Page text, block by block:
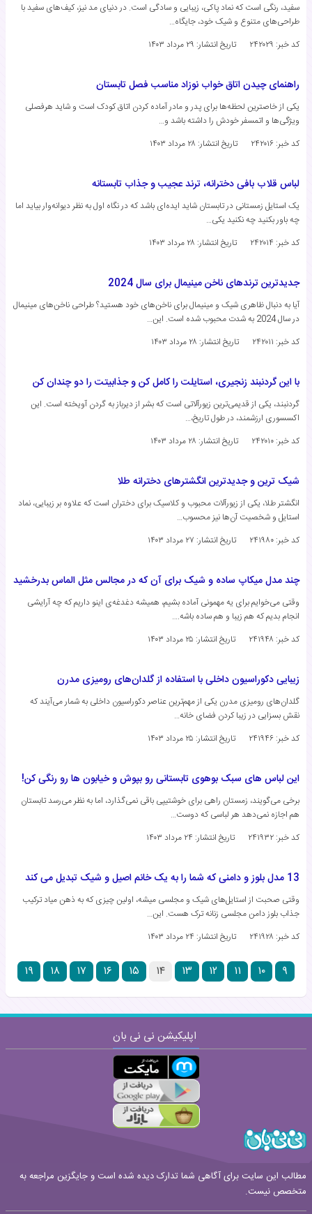
سفید، رنگی است که نماد پاکی، زیبایی و سادگی است. در دنیای مد نیز، کیف‌های سفید با
طراحی‌های متنوع و شیک خود، جایگاه…
کد خبر: ۲۴۲۰۲۹
تاریخ انتشار: ۲۹ مرداد ۱۴۰۳
راهنمای چیدن اتاق خواب نوزاد مناسب فصل تابستان
یکی از خاصترین لحظه‌ها برای پدر و مادر آماده کردن اتاق کودک است و شاید هرفصلی
ویژگی‌ها و اتمسفر خودش را داشته باشد و…
کد خبر: ۲۴۲۰۱۶
تاریخ انتشار: ۲۸ مرداد ۱۴۰۳
لباس قلاب بافی دخترانه، ترند عجیب و جذاب تابستانه
یک استایل زمستانی در تابستان شاید ایده‌ای باشد که در نگاه اول به نظر دیوانه‌وار بیاید اما
چه باور بکنید چه نکنید یکی…
کد خبر: ۲۴۲۰۱۴
تاریخ انتشار: ۲۸ مرداد ۱۴۰۳
جدیدترین ترندهای ناخن مینیمال برای سال 2024
آیا به دنبال ظاهری شیک و مینیمال برای ناخن‌های خود هستید؟ طراحی ناخن‌های مینیمال
در سال 2024 به شدت محبوب شده است. این…
کد خبر: ۲۴۲۰۱۱
تاریخ انتشار: ۲۸ مرداد ۱۴۰۳
با این گردنبند زنجیری، استایلت را کامل کن و جذابیتت را دو چندان کن
گردنبند، یکی از قدیمی‌ترین زیورآلاتی است که بشر از دیرباز به گردن آویخته است. این
اکسسوری ارزشمند، در طول تاریخ،…
کد خبر: ۲۴۲۰۱۰
تاریخ انتشار: ۲۸ مرداد ۱۴۰۳
شیک ترین و جدیدترین انگشترهای دخترانه طلا
انگشتر طلا، یکی از زیورآلات محبوب و کلاسیک برای دختران است که علاوه بر زیبایی، نماد
استایل و شخصیت آن‌ها نیز محسوب…
کد خبر: ۲۴۱۹۸۰
تاریخ انتشار: ۲۷ مرداد ۱۴۰۳
چند مدل میکاپ ساده و شیک برای آن که در مجالس مثل الماس بدرخشید
وقتی می‌خوایم برای یه مهمونی آماده بشیم، همیشه دغدغه‌ی اینو داریم که چه آرایشی
انجام بدیم که هم زیبا و هم ساده باشه.…
کد خبر: ۲۴۱۹۴۸
تاریخ انتشار: ۲۵ مرداد ۱۴۰۳
زیبایی دکوراسیون داخلی با استفاده از گلدان‌های رومیزی مدرن
گلدان‌های رومیزی مدرن یکی از مهم‌ترین عناصر دکوراسیون داخلی به شمار می‌آیند که
نقش بسزایی در زیبا کردن فضای خانه…
کد خبر: ۲۴۱۹۴۶
تاریخ انتشار: ۲۵ مرداد ۱۴۰۳
این لباس های سبک بوهوی تابستانی رو بپوش و خیابون ها رو رنگی کن!
برخی می‌گویند، زمستان راهی برای خوشتیپی باقی نمی‌گذارد، اما به نظر می‌رسد تابستان
هم اجازه نمی‌دهد هر لباسی که دوست…
کد خبر: ۲۴۱۹۳۲
تاریخ انتشار: ۲۴ مرداد ۱۴۰۳
13 مدل بلوز و دامنی که شما را به یک خانم اصیل و شیک تبدیل می کند
وقتی صحبت از استایل‌های شیک و مجلسی میشه، اولین چیزی که به ذهن میاد ترکیب
جذاب بلوز دامن مجلسی زنانه ترک هست. این…
کد خبر: ۲۴۱۹۲۸
تاریخ انتشار: ۲۴ مرداد ۱۴۰۳
۹ ۱۰ ۱۱ ۱۲ ۱۳ ۱۴ ۱۵ ۱۶ ۱۷ ۱۸ ۱۹
اپلیکیشن نی نی بان
مطالب این سایت برای آگاهی شما تدارک دیده شده است و جایگزین مراجعه به
متخصص نیست.